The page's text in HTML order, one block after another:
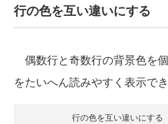
行の色を互い違いにする
偶数行と奇数行の背景色を
をたいへん読みやすく表示でき
行の色を互い違いにする